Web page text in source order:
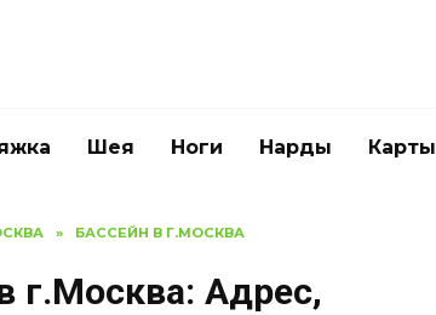
Шея Ноги Нарды Карты
» БАССЕЙН В Г.МОСКВА
г.Москва: Адрес,